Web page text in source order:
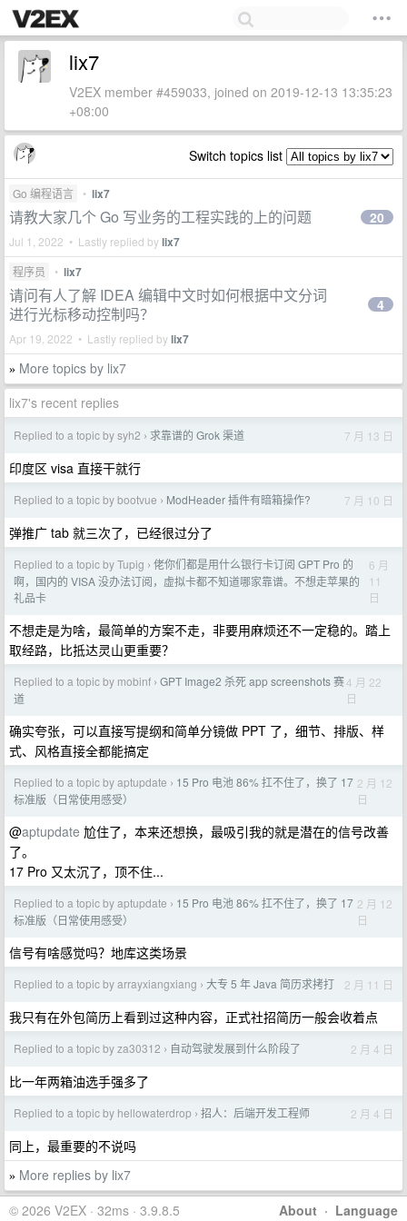
lix7
V2EX member #459033, joined on 2019-12-13 13:35:23
+08:00
Switch topics list
Go 编程语言 • lix7
请教大家几个 Go 写业务的工程实践的上的问题
Jul 1, 2022 • Lastly replied bylix7
20
程序员 • lix7
请问有人了解 IDEA 编辑中文时如何根据中文分词
进行光标移动控制吗？
Apr 19, 2022 • Lastly replied bylix7
4
» More topics by lix7
lix7's recent replies
Replied to a topic by syh2 › 求靠谱的 Grok 渠道 7 月 13 日
印度区 visa 直接干就行
Replied to a topic by bootvue › ModHeader 插件有暗箱操作? 7 月 10 日
弹推广 tab 就三次了，已经很过分了
Replied to a topic by Tupig › 佬你们都是用什么银行卡订阅 GPT Pro 的
啊，国内的 VISA 没办法订阅，虚拟卡都不知道哪家靠谱。不想走苹果的
礼品卡
6 月
11
日
不想走是为啥，最简单的方案不走，非要用麻烦还不一定稳的。踏上
取经路，比抵达灵山更重要？
Replied to a topic by mobinf › GPT Image2 杀死 app screenshots 赛
道
4 月 22
日
确实夸张，可以直接写提纲和简单分镜做 PPT 了，细节、排版、样
式、风格直接全都能搞定
Replied to a topic by aptupdate › 15 Pro 电池 86% 扛不住了，换了 17
标准版（日常使用感受）
2 月 12
日
@aptupdate 尬住了，本来还想换，最吸引我的就是潜在的信号改善
了。
17 Pro 又太沉了，顶不住...
Replied to a topic by aptupdate › 15 Pro 电池 86% 扛不住了，换了 17
标准版（日常使用感受）
2 月 12
日
信号有啥感觉吗？地库这类场景
Replied to a topic by arrayxiangxiang › 大专 5 年 Java 简历求拷打 2 月 11 日
我只有在外包简历上看到过这种内容，正式社招简历一般会收着点
Replied to a topic by za30312 › 自动驾驶发展到什么阶段了 2 月 4 日
比一年两箱油选手强多了
Replied to a topic by hellowaterdrop › 招人：后端开发工程师 2 月 4 日
同上，最重要的不说吗
» More replies by lix7
About · Language
© 2026 V2EX · 32ms · 3.9.8.5